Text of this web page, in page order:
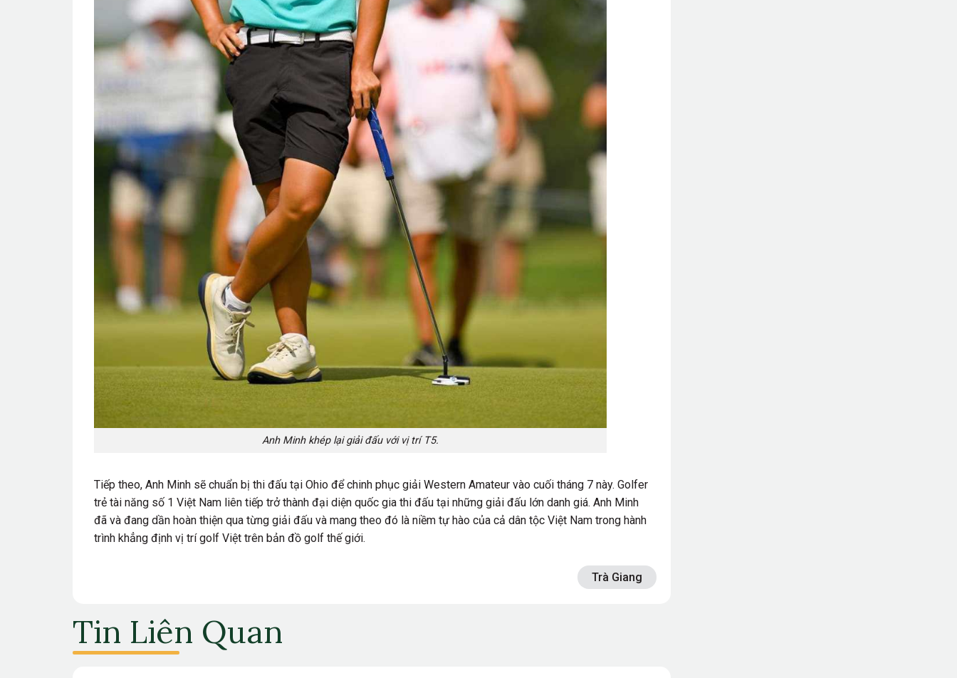
Anh Minh khép lại giải đấu với vị trí T5.
Tiếp theo, Anh Minh sẽ chuẩn bị thi đấu tại Ohio để chinh phục giải Western Amateur vào cuối tháng 7 này. Golfer
trẻ tài năng số 1 Việt Nam liên tiếp trở thành đại diện quốc gia thi đấu tại những giải đấu lớn danh giá. Anh Minh
đã và đang dần hoàn thiện qua từng giải đấu và mang theo đó là niềm tự hào của cả dân tộc Việt Nam trong hành
trình khẳng định vị trí golf Việt trên bản đồ golf thế giới.
Trà Giang
Tin Liên Quan